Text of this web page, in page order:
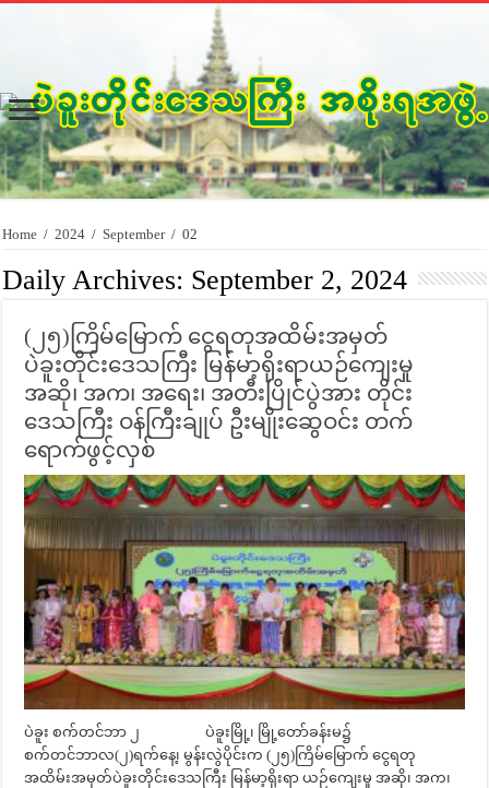
Home / 2024 / September / 02
Daily Archives: September 2, 2024
(၂၅)ကြိမ်မြောက် ငွေရတုအထိမ်းအမှတ်
ပဲခူးတိုင်းဒေသကြီး မြန်မာ့ရိုးရာယဉ်ကျေးမှု
အဆို၊ အက၊ အရေး၊ အတီးပြိုင်ပွဲအား တိုင်း
ဒေသကြီး ဝန်ကြီးချုပ် ဦးမျိုးဆွေဝင်း တက်
ရောက်ဖွင့်လှစ်
ပဲခူး စက်တင်ဘာ ၂ ပဲခူးမြို့၊ မြို့တော်ခန်းမ၌
စက်တင်ဘာလ(၂)ရက်နေ့၊ မွန်းလွဲပိုင်းက (၂၅)ကြိမ်မြောက် ငွေရတု
အထိမ်းအမှတ်ပဲခူးတိုင်းဒေသကြီး မြန်မာ့ရိုးရာ ယဉ်ကျေးမှု အဆို၊ အက၊